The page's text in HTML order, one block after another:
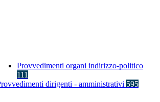
Provvedimenti organi indirizzo-politico
111
dirigenti - amministrativi 595